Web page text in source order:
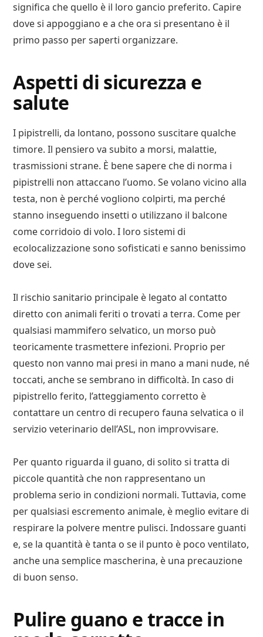
significa che quello è il loro gancio preferito. Capire
dove si appoggiano e a che ora si presentano è il
primo passo per saperti organizzare.
Aspetti di sicurezza e
salute
I pipistrelli, da lontano, possono suscitare qualche
timore. Il pensiero va subito a morsi, malattie,
trasmissioni strane. È bene sapere che di norma i
pipistrelli non attaccano l’uomo. Se volano vicino alla
testa, non è perché vogliono colpirti, ma perché
stanno inseguendo insetti o utilizzano il balcone
come corridoio di volo. I loro sistemi di
ecolocalizzazione sono sofisticati e sanno benissimo
dove sei.
Il rischio sanitario principale è legato al contatto
diretto con animali feriti o trovati a terra. Come per
qualsiasi mammifero selvatico, un morso può
teoricamente trasmettere infezioni. Proprio per
questo non vanno mai presi in mano a mani nude, né
toccati, anche se sembrano in difficoltà. In caso di
pipistrello ferito, l’atteggiamento corretto è
contattare un centro di recupero fauna selvatica o il
servizio veterinario dell’ASL, non improvvisare.
Per quanto riguarda il guano, di solito si tratta di
piccole quantità che non rappresentano un
problema serio in condizioni normali. Tuttavia, come
per qualsiasi escremento animale, è meglio evitare di
respirare la polvere mentre pulisci. Indossare guanti
e, se la quantità è tanta o se il punto è poco ventilato,
anche una semplice mascherina, è una precauzione
di buon senso.
Pulire guano e tracce in